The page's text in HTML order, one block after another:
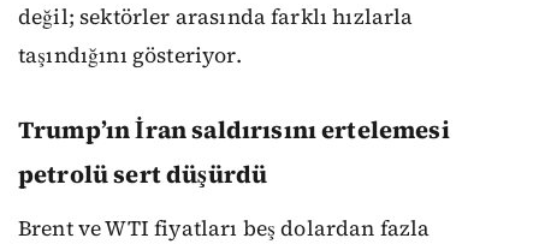
değil; sektörler arasında farklı hızlarla
taşındığını gösteriyor.
Trump’ın İran saldırısını ertelemesi
petrolü sert düşürdü
Brent ve WTI fiyatları beş dolardan fazla